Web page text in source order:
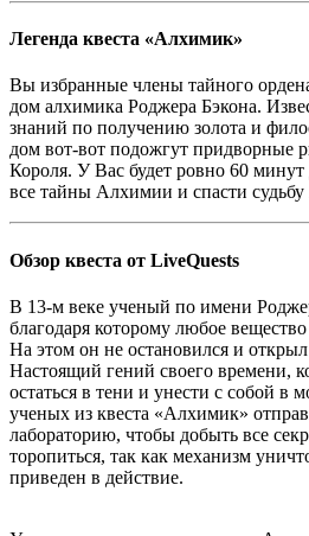
Легенда квеста «Алхимик»
Вы избранные члены тайного
дом алхимика Роджера Бэкона.
знаний по получению золота и
дом вот-вот подожгут придворные
Короля. У Вас будет ровно 60 минут
все тайны Алхимии и спасти
Обзор квеста от LiveQuests
В 13-м веке ученый по имени
благодаря которому любое
На этом он не остановился и
Настоящий гений своего времени,
остаться в тени и унести с собой в
ученых из квеста «Алхимик»
лабораторию, чтобы добыть все
торопиться, так как механизм
приведен в действие.